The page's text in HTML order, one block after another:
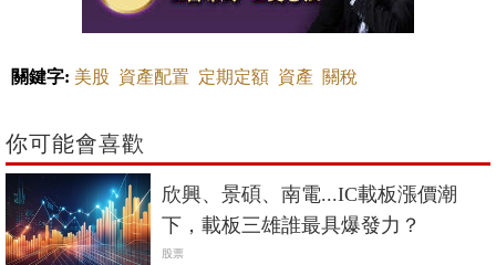
關鍵字: 美股 資產配置 定期定額 資產 關稅
你可能會喜歡
欣興、景碩、南電...IC載板漲價潮
下，載板三雄誰最具爆發力？
股票